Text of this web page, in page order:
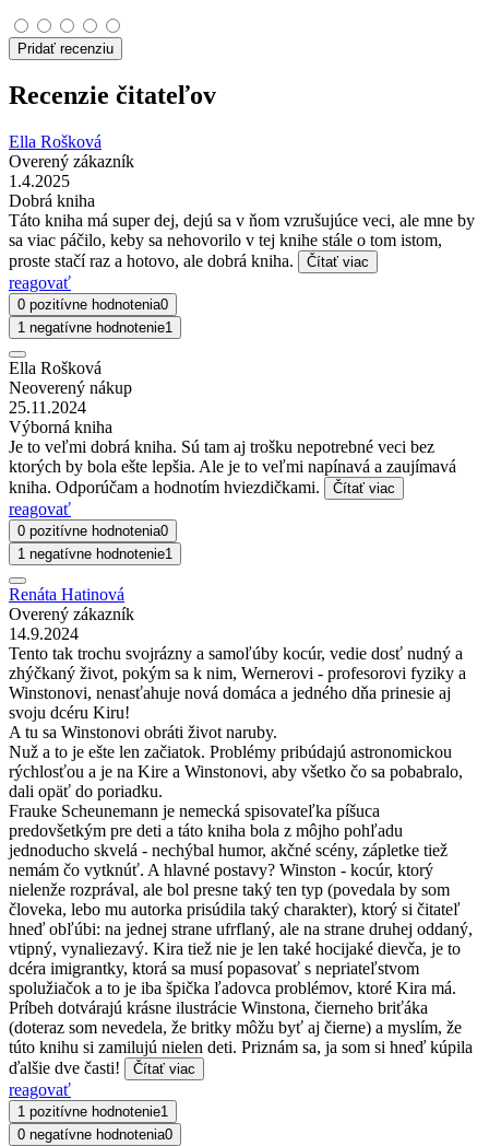
Pridať recenziu
Recenzie čitateľov
Ella Rošková
Overený zákazník
1.4.2025
Dobrá kniha
Táto kniha má super dej, dejú sa v ňom vzrušujúce veci, ale mne by
sa viac páčilo, keby sa nehovorilo v tej knihe stále o tom istom,
proste stačí raz a hotovo, ale dobrá kniha.
Čítať viac
reagovať
0 pozitívne hodnotenia0
1 negatívne hodnotenie1
Ella Rošková
Neoverený nákup
25.11.2024
Výborná kniha
Je to veľmi dobrá kniha. Sú tam aj trošku nepotrebné veci bez
ktorých by bola ešte lepšia. Ale je to veľmi napínavá a zaujímavá
kniha. Odporúčam a hodnotím hviezdičkami. Čítať viac
reagovať
0 pozitívne hodnotenia0
1 negatívne hodnotenie1
Renáta Hatinová
Overený zákazník
14.9.2024
Tento tak trochu svojrázny a samoľúby kocúr, vedie dosť nudný a
zhýčkaný život, pokým sa k nim, Wernerovi - profesorovi fyziky a
Winstonovi, nenasťahuje nová domáca a jedného dňa prinesie aj
svoju dcéru Kiru!
A tu sa Winstonovi obráti život naruby.
Nuž a to je ešte len začiatok. Problémy pribúdajú astronomickou
rýchlosťou a je na Kire a Winstonovi, aby všetko čo sa pobabralo,
dali opäť do poriadku.
Frauke Scheunemann je nemecká spisovateľka píšuca
predovšetkým pre deti a táto kniha bola z môjho pohľadu
jednoducho skvelá - nechýbal humor, akčné scény, zápletke tiež
nemám čo vytknúť. A hlavné postavy? Winston - kocúr, ktorý
nielenže rozprával, ale bol presne taký ten typ (povedala by som
človeka, lebo mu autorka prisúdila taký charakter), ktorý si čitateľ
hneď obľúbi: na jednej strane ufrflaný, ale na strane druhej oddaný,
vtipný, vynaliezavý. Kira tiež nie je len také hocijaké dievča, je to
dcéra imigrantky, ktorá sa musí popasovať s nepriateľstvom
spolužiačok a to je iba špička ľadovca problémov, ktoré Kira má.
Príbeh dotvárajú krásne ilustrácie Winstona, čierneho briťáka
(doteraz som nevedela, že britky môžu byť aj čierne) a myslím, že
túto knihu si zamilujú nielen deti. Priznám sa, ja som si hneď kúpila
ďalšie dve časti!
Čítať viac
reagovať
1 pozitívne hodnotenie1
0 negatívne hodnotenia0